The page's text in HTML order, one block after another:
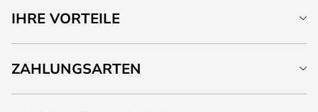
IHRE VORTEILE
ZAHLUNGSARTEN